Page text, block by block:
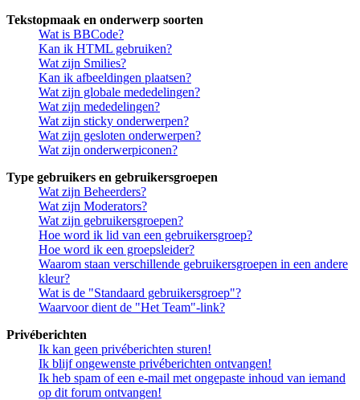
Tekstopmaak en onderwerp soorten
Wat is BBCode?
Kan ik HTML gebruiken?
Wat zijn Smilies?
Kan ik afbeeldingen plaatsen?
Wat zijn globale mededelingen?
Wat zijn mededelingen?
Wat zijn sticky onderwerpen?
Wat zijn gesloten onderwerpen?
Wat zijn onderwerpiconen?
Type gebruikers en gebruikersgroepen
Wat zijn Beheerders?
Wat zijn Moderators?
Wat zijn gebruikersgroepen?
Hoe word ik lid van een gebruikersgroep?
Hoe word ik een groepsleider?
Waarom staan verschillende gebruikersgroepen in een andere
kleur?
Wat is de "Standaard gebruikersgroep"?
Waarvoor dient de "Het Team"-link?
Privéberichten
Ik kan geen privéberichten sturen!
Ik blijf ongewenste privéberichten ontvangen!
Ik heb spam of een e-mail met ongepaste inhoud van iemand
op dit forum ontvangen!